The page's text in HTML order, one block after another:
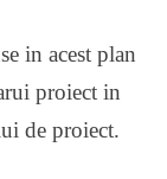
in acest plan
proiect in
de proiect.